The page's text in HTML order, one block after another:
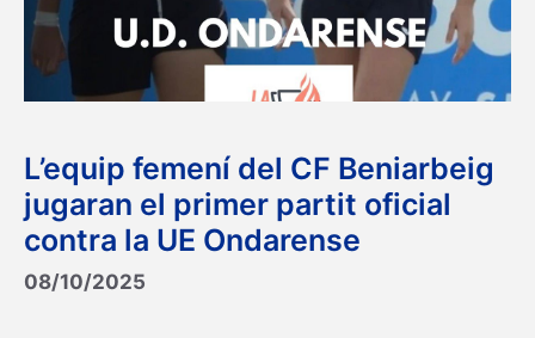
L’equip femení del CF Beniarbeig
jugaran el primer partit oficial
contra la UE Ondarense
08/10/2025